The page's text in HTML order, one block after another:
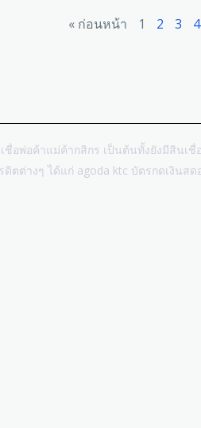
« ก่อนหน้า 1 2 3 4
ชื่อพ่อค้าแม่ค้ากสิกร เป็นต้นทั้งยังมีสิน
ตต่างๆ ได้แก่ agoda ktc บัตรกดเงิน